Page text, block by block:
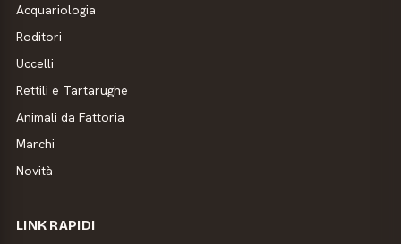
Acquariologia
Roditori
Uccelli
Rettili e Tartarughe
Animali da Fattoria
Marchi
Novità
LINK RAPIDI